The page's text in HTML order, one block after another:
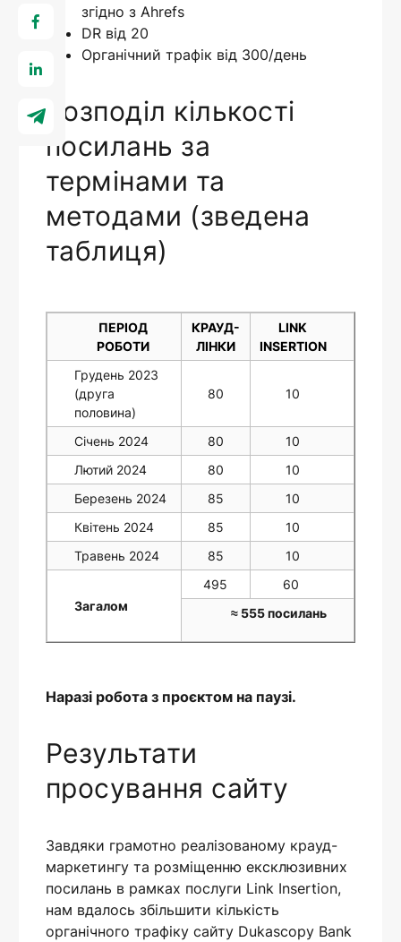
згідно з Ahrefs
DR від 20
Органічний трафік від 300/день
Розподіл кількості
посилань за
термінами та
методами (зведена
таблиця)
ПЕРІОД
РОБОТИ
КРАУД-
ЛІНКИ
LINK
INSERTION
Грудень 2023
(друга
половина)
80 10
Січень 2024 80
10
Лютий 2024
80
10
Березень 2024
85
10
Квітень 2024
85
10
Травень 2024
85 10
Загалом
495
60
≈ 555 посилань
Наразі робота з проєктом на паузі.
Результати
просування сайту
Завдяки грамотно реалізованому крауд-
маркетингу та розміщенню ексклюзивних
посилань в рамках послуги Link Insertion,
нам вдалось збільшити кількість
органічного трафіку сайту Dukascopy Bank